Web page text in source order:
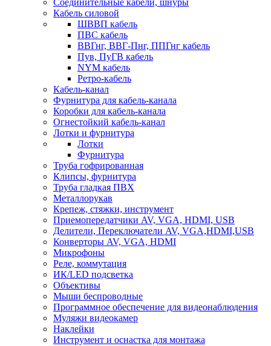
Соединительные кабели, шнуры
Кабель силовой
ШВВП кабель
ПВС кабель
ВВГнг, ВВГ-Пнг, ППГнг кабель
Пув, ПуГВ кабель
NYM кабель
Ретро-кабель
Кабель-канал
Фурнитура для кабель-канала
Коробки для кабель-канала
Огнестойкий кабель-канал
Лотки и фурнитура
Лотки
Фурнитура
Труба гофрированная
Клипсы, фурнитура
Труба гладкая ПВХ
Металлорукав
Крепеж, стяжки, инструмент
Приемопередатчики AV, VGA, HDMI, USB
Делители, Переключатели AV, VGA,HDMI,USB
Конверторы AV, VGA, HDMI
Микрофоны
Реле, коммутация
ИК/LED подсветка
Объективы
Мыши беспроводные
Программное обеспечение для видеонаблюдения
Муляжи видеокамер
Наклейки
Инструмент и оснастка для монтажа